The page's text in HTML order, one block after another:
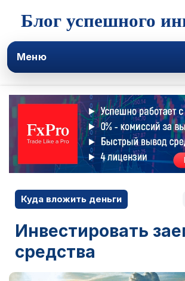
Блог успешного
Меню
Куда вложить деньги
Инвестировать
средства